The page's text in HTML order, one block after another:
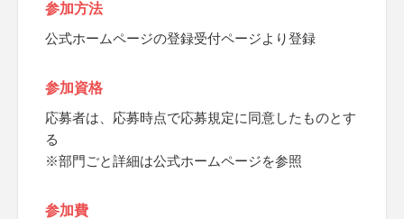
参加方法
公式ホームページの登録受付ページより登録
参加資格
応募者は、応募時点で応募規定に同意したものとす
る
※部門ごと詳細は公式ホームページを参照
参加費